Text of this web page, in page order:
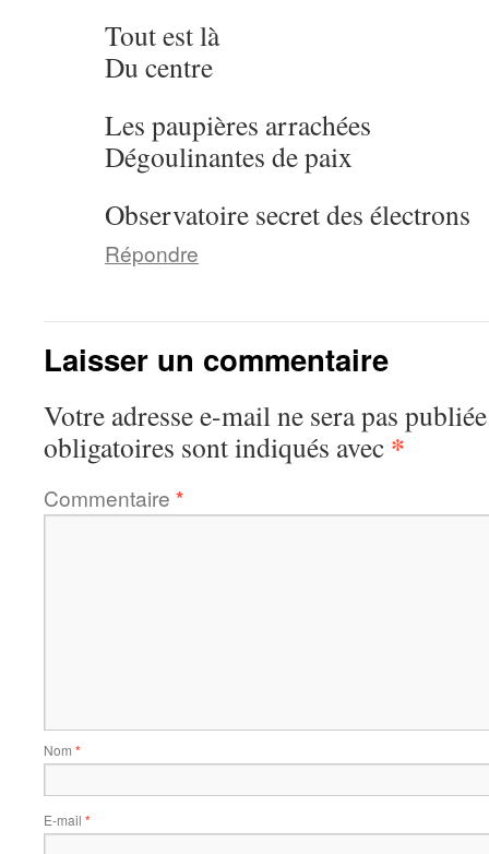
Tout est là
Du centre
Les paupières arrachées
Dégoulinantes de paix
Observatoire secret des électrons
Répondre
Laisser un commentaire
Votre adresse e-mail ne sera pas
obligatoires sont indiqués avec *
Commentaire *
Nom *
E-mail *